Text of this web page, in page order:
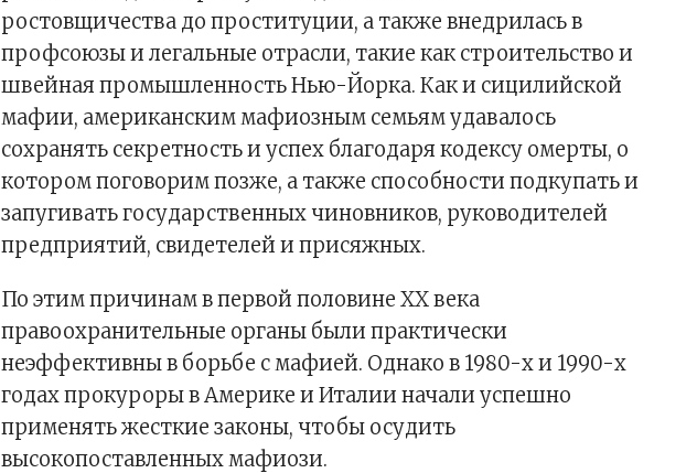
ростовщичества до проституции, а также внедрилась в
профсоюзы и легальные отрасли, такие как строительство и
швейная промышленность Нью-Йорка. Как и сицилийской
мафии, американским мафиозным семьям удавалось
сохранять секретность и успех благодаря кодексу омерты, о
котором поговорим позже, а также способности подкупать и
запугивать государственных чиновников, руководителей
предприятий, свидетелей и присяжных.
По этим причинам в первой половине XX века
правоохранительные органы были практически
неэффективны в борьбе с мафией. Однако в 1980-х и 1990-х
годах прокуроры в Америке и Италии начали успешно
применять жесткие законы, чтобы осудить
высокопоставленных мафиози.